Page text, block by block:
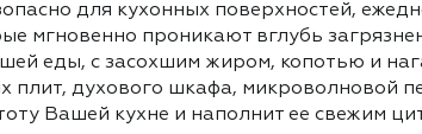
для кухонных поверхностей,
мгновенно проникают вглубь
еды, с засохшим жиром, копотью и
плит, духового шкафа, микроволновой
Вашей кухне и наполнит ее свежим